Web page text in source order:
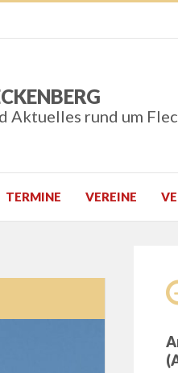
Aktuelles rund um
TERMINE VEREINE